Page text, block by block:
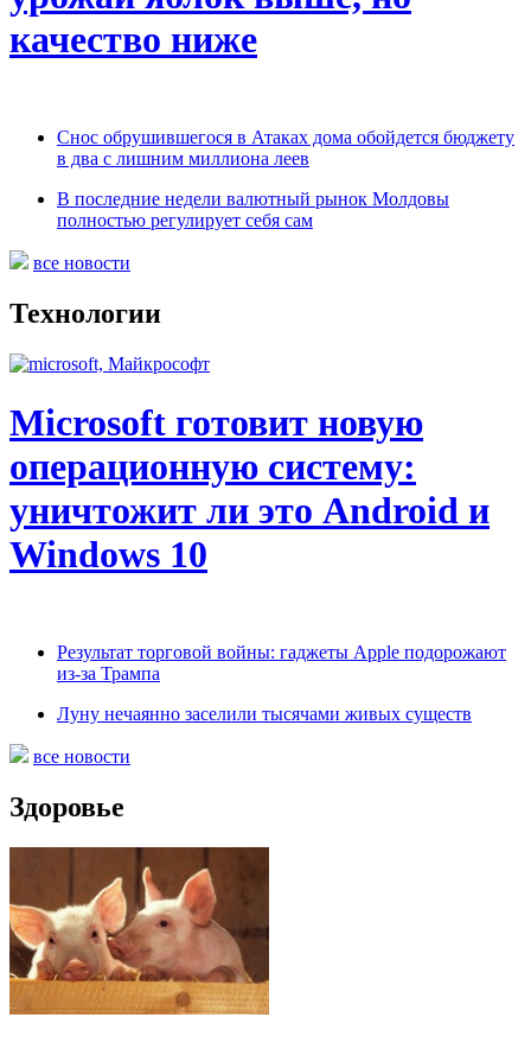
качество ниже
Снос обрушившегося в Атаках дома обойдется бюджету
в два с лишним миллиона леев
В последние недели валютный рынок Молдовы
полностью регулирует себя сам
все новости
Технологии
Microsoft готовит новую
операционную систему:
уничтожит ли это Android и
Windows 10
Результат торговой войны: гаджеты Apple подорожают
из-за Трампа
Луну нечаянно заселили тысячами живых существ
все новости
Здоровье